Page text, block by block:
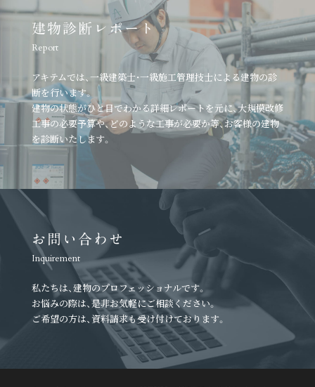
建物診断レポート
Report
アキテムでは、一級建築士・一級施工管理技士による建物の診
断を行います。
建物の状態がひと目でわかる詳細レポートを元に、大規模改修
工事の必要予算や、どのような工事が必要か等、お客様の建物
を診断いたします。
お問い合わせ
Inquirement
私たちは、建物のプロフェッショナルです。
お悩みの際は、是非お気軽にご相談ください。
ご希望の方は、資料請求も受け付けております。